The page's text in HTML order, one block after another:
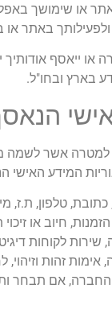
או שימושך
באתר או
או ייאסף
בארץ ובחו"ל.
למטרה אשר לשמה
המידע
טלפון, ת.ז,
חיוב או
שירות לקוחות
אימות זהות
אם תבחר